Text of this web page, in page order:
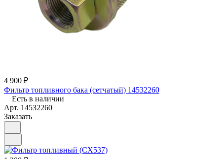
4 900 ₽
Фильтр топливного бака (сетчатый) 14532260
Есть в наличии
Арт. 14532260
Заказать